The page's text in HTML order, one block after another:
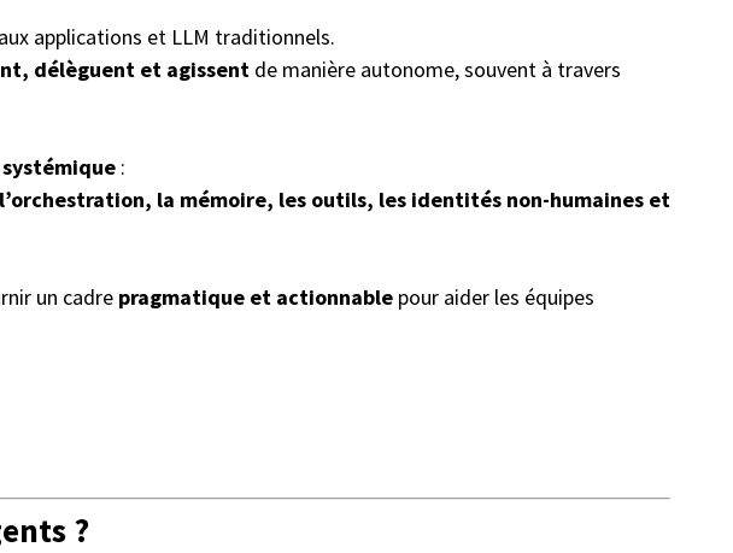
applications et LLM traditionnels.
délèguent et agissentde manière autonome, souvent à travers
:
l’orchestration, la mémoire, les outils, les identités non-humaines et
un cadre pragmatique et actionnablepour aider les équipes
?